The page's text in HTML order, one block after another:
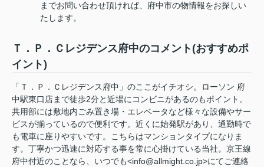
までお問い合わせ頂ければ、府中市の物情報をお探しい
たします。
Ｔ．Ｐ．Ｃレジデンス府中のコメント(おすすめポ
イント)
「Ｔ．Ｐ．Ｃレジデンス府中」のここがイチオシ。ローソン 府
中駅東口店まで徒歩2分と近場にコンビニがあるのもポイント。
共用部には敷地内ごみ置き場・エレベータなど様々な設備やサー
ビスが揃っているので便利です。近くに始発駅があり、通勤時で
も電車に座りやすいです。こちらはマンションタイプになりま
す。丁寧かつ迅速に対応する事を常に心掛けている当社。京王線
府中付近のことなら、いつでも<info@allmight.co.jp>にてご連絡